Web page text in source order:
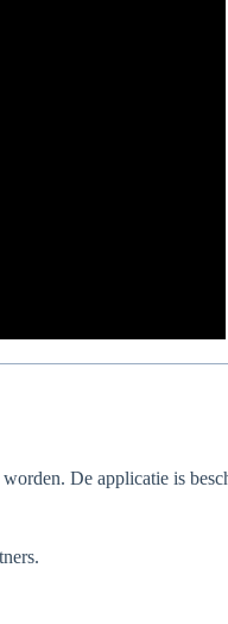
De applicatie is